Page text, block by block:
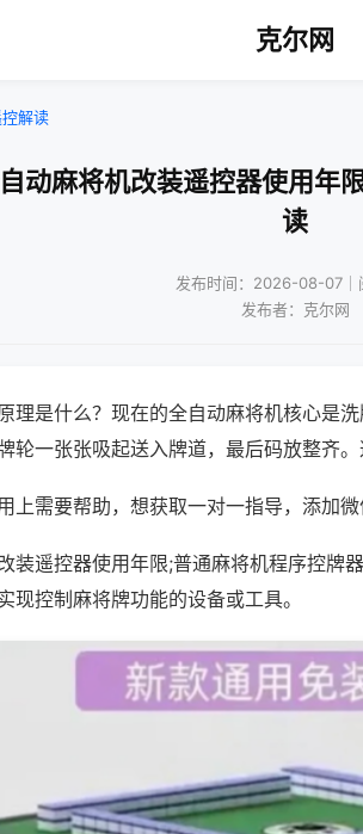
克尔网
解读
动麻将机改装遥控器使用年
读
发布时间：2026-08-07｜
发布者：克尔网
理是什么？现在的全自动麻将机核心是
轮一张张吸起送入牌道，最后码放整齐
上需要帮助，想获取一对一指导，添加
装遥控器使用年限;普通麻将机程序控牌
现控制麻将牌功能的设备或工具。